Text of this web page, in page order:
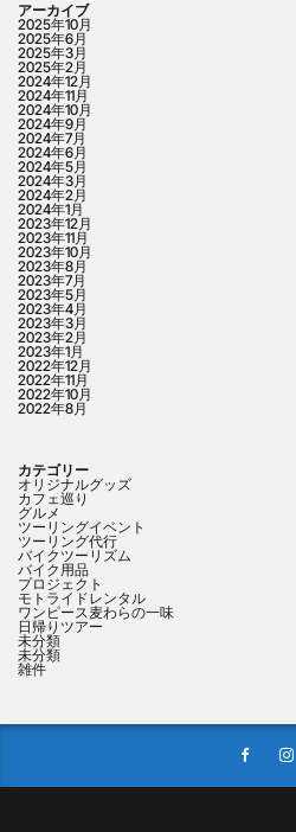
アーカイブ
2025年10月
2025年6月
2025年3月
2025年2月
2024年12月
2024年11月
2024年10月
2024年9月
2024年7月
2024年6月
2024年5月
2024年3月
2024年2月
2024年1月
2023年12月
2023年11月
2023年10月
2023年8月
2023年7月
2023年5月
2023年4月
2023年3月
2023年2月
2023年1月
2022年12月
2022年11月
2022年10月
2022年8月
カテゴリー
オリジナルグッズ
カフェ巡り
グルメ
ツーリングイベント
ツーリング代行
バイクツーリズム
バイク用品
プロジェクト
モトライドレンタル
ワンピース麦わらの一味
日帰りツアー
未分類
未分類
雑件